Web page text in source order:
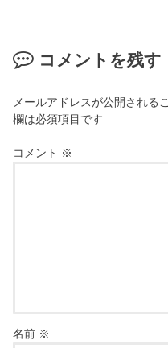
コメントを残す
メールアドレスが公開される
欄は必須項目です
コメント ※
名前 ※